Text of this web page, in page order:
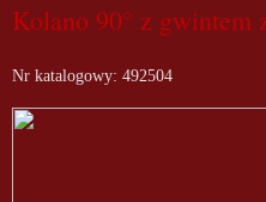
Kolano 90° z gwintem
Nr katalogowy: 492504